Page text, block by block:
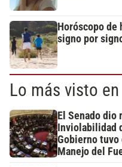
Horóscopo de
signo por
Lo más visto en
El Senado dio
Inviolabilidad
Gobierno tuvo
Manejo del